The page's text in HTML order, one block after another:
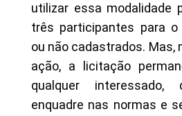
utilizar essa modalidade
três participantes para o
ou não cadastrados. Mas,
ação, a licitação
qualquer
enquadre nas normas e